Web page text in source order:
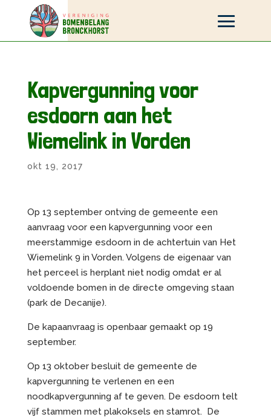
Kapvergunning voor
esdoorn aan het
Wiemelink in Vorden
okt 19, 2017
Op 13 september ontving de gemeente een
aanvraag voor een kapvergunning voor een
meerstammige esdoorn in de achtertuin van Het
Wiemelink 9 in Vorden. Volgens de eigenaar van
het perceel is herplant niet nodig omdat er al
voldoende bomen in de directe omgeving staan
(park de Decanije).
De kapaanvraag is openbaar gemaakt op 19
september.
Op 13 oktober besluit de gemeente de
kapvergunning te verlenen en een
noodkapvergunning af te geven. De esdoorn telt
vijf stammen met plakoksels en stamrot. De